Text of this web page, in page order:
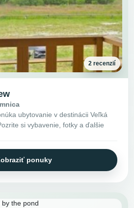
2 recenzií
ubytovanie v destinácii Veľká
si vybavenie, fotky a ďalšie
ponuky